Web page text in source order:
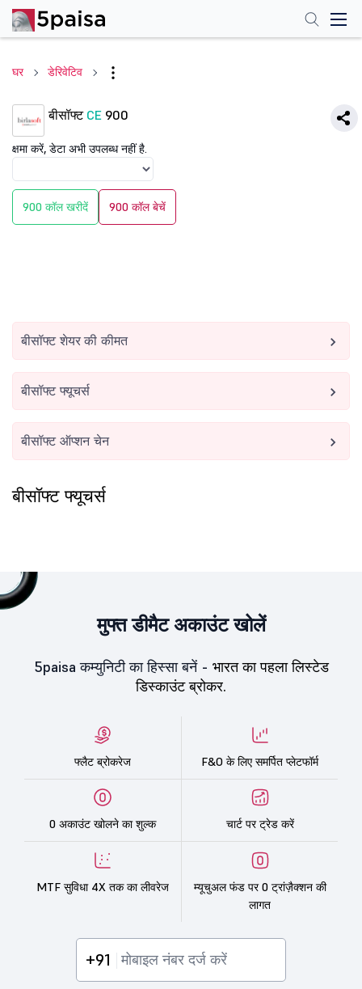
घर डेरिवेटिव
बीसॉफ्ट CE 900
क्षमा करें, डेटा अभी उपलब्ध नहीं है.
900 कॉल खरीदें 900 कॉल बेचें
बीसॉफ्ट शेयर की कीमत
बीसॉफ्ट फ्यूचर्स
बीसॉफ्ट ऑप्शन चेन
बीसॉफ्ट फ्यूचर्स
मुफ्त डीमैट अकाउंट खोलें
5paisa कम्युनिटी का हिस्सा बनें - भारत का पहला लिस्टेड
डिस्काउंट ब्रोकर.
फ्लैट ब्रोकरेज F&O के लिए समर्पित प्लेटफॉर्म
0 अकाउंट खोलने का शुल्क चार्ट पर ट्रेड करें
MTF सुविधा 4X तक का लीवरेज
म्यूचुअल फंड पर 0 ट्रांज़ैक्शन की
लागत
+91